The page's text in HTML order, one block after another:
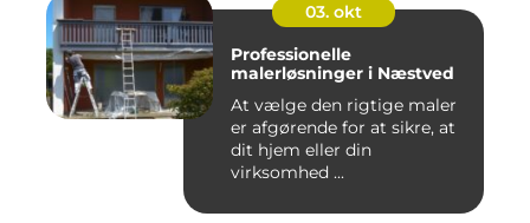
03. okt
Professionelle
malerløsninger i Næstved
At vælge den rigtige maler
er afgørende for at sikre, at
dit hjem eller din
virksomhed ...